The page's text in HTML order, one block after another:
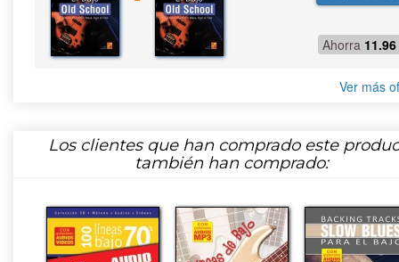
Ahorra 11.96
Ver más
Los clientes que han comprado este
también han comprado: